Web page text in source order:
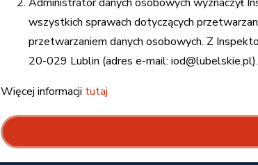
wszystkich sprawach dotyczących
przetwarzaniem danych osobowych. Z
20-029 Lublin (adres e-mail: iod@lubelskie.pl).
Więcej informacji tutaj